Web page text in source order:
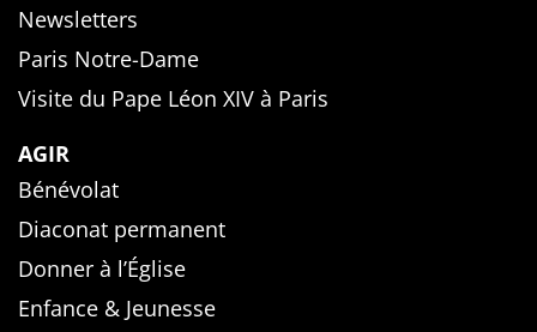
Newsletters
Paris Notre-Dame
Visite du Pape Léon XIV à Paris
AGIR
Bénévolat
Diaconat permanent
Donner à l’Église
Enfance & Jeunesse